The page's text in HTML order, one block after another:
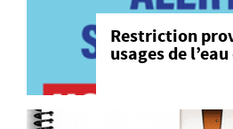
Restriction
usages de